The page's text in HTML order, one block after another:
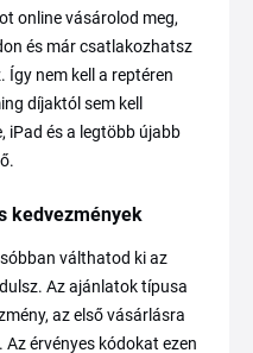
online vásárolod meg,
és már csatlakozhatsz
Így nem kell a reptéren
díjaktól sem kell
iPad és a legtöbb újabb
kedvezmények
válthatod ki az
Az ajánlatok típusa
az első vásárlásra
érvényes kódokat ezen